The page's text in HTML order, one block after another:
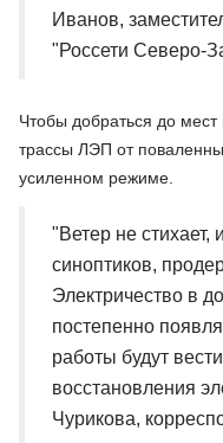
Иванов,
"Россети Северо-
Чтобы добраться до
трассы ЛЭП от
усиленном режиме.
"Ветер не стихает,
синоптиков,
Электричество в
постепенно
работы будут
восстановления
Чурикова,